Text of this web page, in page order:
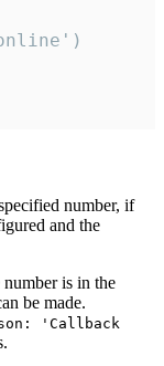
number, if
and the
is in the
be made.
'Callback